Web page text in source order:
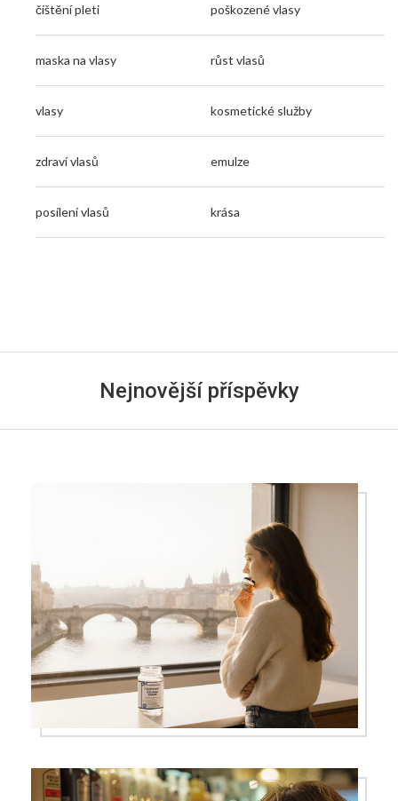
čištění pleti poškozené vlasy
maska na vlasy růst vlasů
vlasy kosmetické služby
zdraví vlasů emulze
posílení vlasů krása
Nejnovější příspěvky